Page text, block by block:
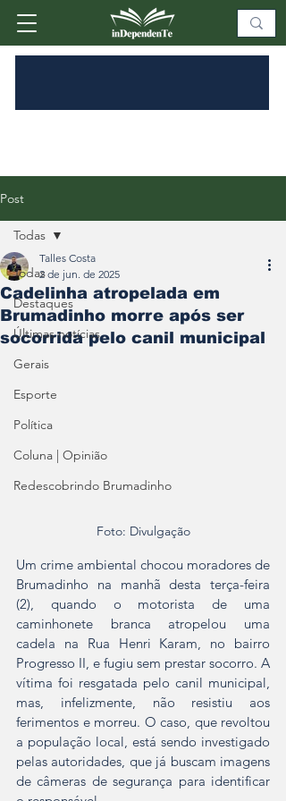
Post
Todas
Destaques
Últimas notícias
Gerais
Esporte
Política
Coluna | Opinião
Redescobrindo Brumadinho
Todas
Cadelinha atropelada em
Brumadinho morre após ser
socorrida pelo canil municipal
Talles Costa
2 de jun. de 2025
Foto: Divulgação
Um crime ambiental chocou moradores de
Brumadinho na manhã desta terça-feira
(2), quando o motorista de uma
caminhonete branca atropelou uma
cadela na Rua Henri Karam, no bairro
Progresso II, e fugiu sem prestar socorro. A
vítima foi resgatada pelo canil municipal,
mas, infelizmente, não resistiu aos
ferimentos e morreu. O caso, que revoltou
a população local, está sendo investigado
pelas autoridades, que já buscam imagens
de câmeras de segurança para identificar